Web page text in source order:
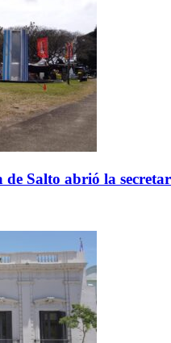
Salto abrió la